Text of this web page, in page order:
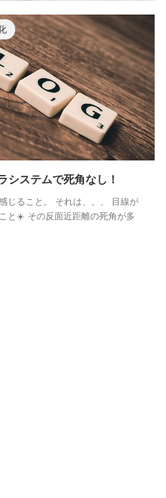
システムで死角なし！
じること。 それは、、、 目線が
と☀️ その反面近距離の死角が多